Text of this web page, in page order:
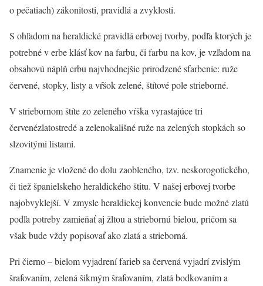
o pečatiach) zákonitosti, pravidlá a zvyklosti.
S ohľadom na heraldické pravidlá erbovej tvorby, podľa ktorých je
potrebné v erbe klásť kov na farbu, či farbu na kov, je vzľadom na
obsahovú náplň erbu najvhodnejšie prirodzené sfarbenie: ruže
červené, stopky, listy a vŕšok zelené, štítové pole strieborné.
V striebornom štíte zo zeleného vŕška vyrastajúce tri
červenézlatostredé a zelenokališné ruže na zelených stopkách so
slzovitými listami.
Znamenie je vložené do dolu zaobleného, tzv. neskorogotického,
či tiež španielskeho heraldického štitu. V našej erbovej tvorbe
najobvyklejší. V zmysle heraldickej konvencie bude možné zlatú
podľa potreby zamieňať aj žltou a striebornú bielou, pričom sa
však bude vždy popisovať ako zlatá a strieborná.
Pri čierno – bielom vyjadrení farieb sa červená vyjadrí zvislým
šrafovaním, zelená šikmým šrafovaním, zlatá bodkovaním a